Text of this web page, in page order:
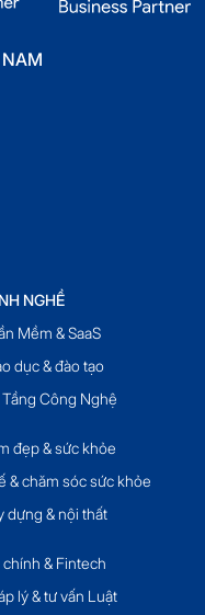
NGHỀ
Mềm & SaaS
dục & đào tạo
Tầng Công Nghệ
đẹp & sức khỏe
& chăm sóc sức khỏe
dựng & nội thất
chính & Fintech
lý & tư vấn Luật